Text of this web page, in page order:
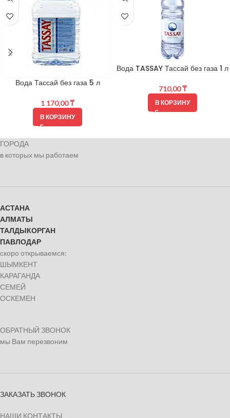
Вода Тассай без газа 5 л
1 170,00₸
В КОРЗИНУ
Вода TASSAY Тассай без газа 1 л
710,00₸
В КОРЗИНУ
ГОРОДА
в которых мы работаем
АСТАНА
АЛМАТЫ
ТАЛДЫКОРГАН
ПАВЛОДАР
скоро открываемся:
ШЫМКЕНТ
КАРАГАНДА
СЕМЕЙ
ОСКЕМЕН
ОБРАТНЫЙ ЗВОНОК
мы Вам перезвоним
ЗАКАЗАТЬ ЗВОНОК
НАШИ КОНТАКТЫ